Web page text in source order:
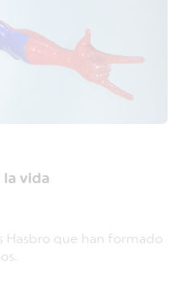
la vida
Hasbro que han formado